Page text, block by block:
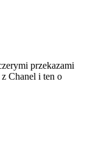
przekazami
Chanel i ten o